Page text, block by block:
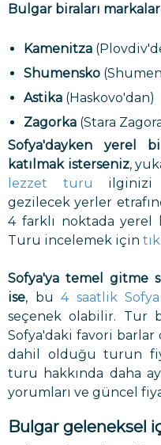
Bulgar biraları
Kamenitza
Shumensko
Astika (Haskovo'dan)
Zagorka (Stara
Sofya'dayken yerel
katılmak isterseniz,
lezzet turu ilginizi
gezilecek yerler
4 farklı noktada yerel
Turu incelemek için
Sofya'ya temel gitme
ise, bu4 saatlik
seçenek olabilir. Tur
Sofya'daki favori barlar
dahil olduğu turun
turu hakkında daha
yorumları ve güncel
Bulgar geleneksel